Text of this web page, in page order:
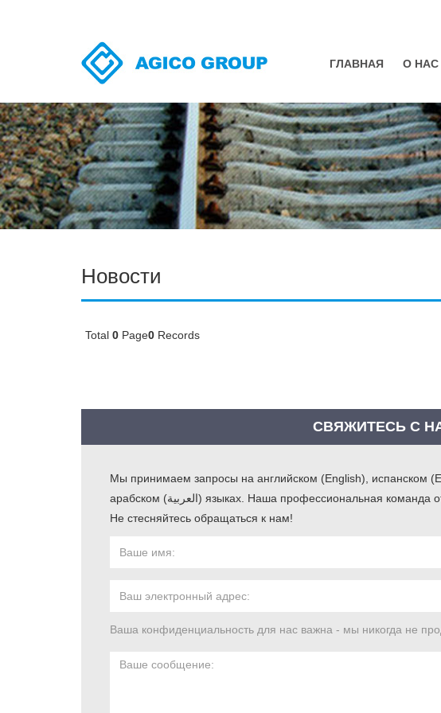
ГЛАВНАЯ О НАС
Клиенты
Рельсовый Стык
Рельсовые Болты
Шуруп Путевой
Подрельсовые
Деревянные
Болт Метро
Система
Рынка
Новости
Total 0 Page0 Records
СВЯЖИТЕСЬ С
Мы принимаем запросы на английском (English), испанском
арабском (العربية) языках. Наша профессиональная команда ответит вам в течение одного рабочего дня.
Не стесняйтесь обращаться к нам!
Ваша конфиденциальность для нас важна - мы никогда не